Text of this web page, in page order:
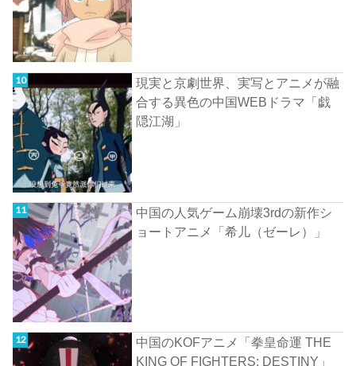
現実と京劇世界、実写とアニメが融
合する異色の中国WEBドラマ「戯
隠江湖」
中国の人気ゲーム崩壊3rdの新作シ
ョートアニメ「希儿（ゼーレ）」
中国のKOFアニメ「拳皇命運 THE
KING OF FIGHTERS: DESTINY」